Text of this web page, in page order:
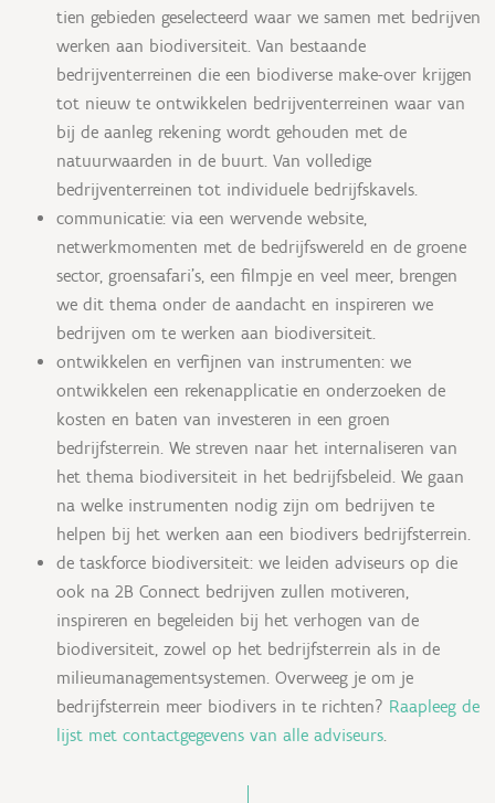
tien gebieden geselecteerd waar we samen met bedrijven
werken aan biodiversiteit. Van bestaande
bedrijventerreinen die een biodiverse make-over krijgen
tot nieuw te ontwikkelen bedrijventerreinen waar van
bij de aanleg rekening wordt gehouden met de
natuurwaarden in de buurt. Van volledige
bedrijventerreinen tot individuele bedrijfskavels.
communicatie: via een wervende website,
netwerkmomenten met de bedrijfswereld en de groene
sector, groensafari’s, een filmpje en veel meer, brengen
we dit thema onder de aandacht en inspireren we
bedrijven om te werken aan biodiversiteit.
ontwikkelen en verfijnen van instrumenten: we
ontwikkelen een rekenapplicatie en onderzoeken de
kosten en baten van investeren in een groen
bedrijfsterrein. We streven naar het internaliseren van
het thema biodiversiteit in het bedrijfsbeleid. We gaan
na welke instrumenten nodig zijn om bedrijven te
helpen bij het werken aan een biodivers bedrijfsterrein.
de taskforce biodiversiteit: we leiden adviseurs op die
ook na 2B Connect bedrijven zullen motiveren,
inspireren en begeleiden bij het verhogen van de
biodiversiteit, zowel op het bedrijfsterrein als in de
milieumanagementsystemen. Overweeg je om je
bedrijfsterrein meer biodivers in te richten? Raapleeg de
lijst met contactgegevens van alle adviseurs